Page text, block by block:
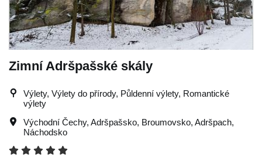
Zimní Adršpašské skály
Výlety, Výlety do přírody, Půldenní výlety, Romantické
výlety
Východní Čechy, Adršpašsko, Broumovsko, Adršpach,
Náchodsko